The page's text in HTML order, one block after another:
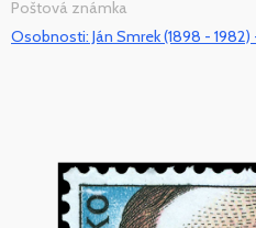
Poštová známka
Osobnosti: Ján Smrek (1898 -